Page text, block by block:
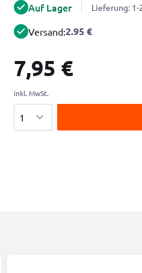
Auf Lager Lieferung: 1-
Versand:2.95 €
7,95 €
inkl. MwSt.